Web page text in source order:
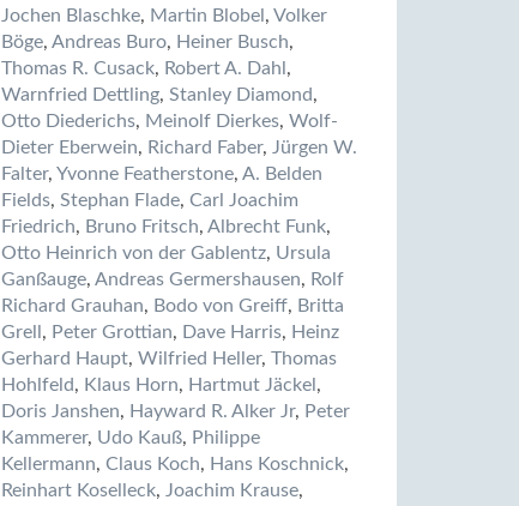
Jochen Blaschke, Martin Blobel , Volker
Böge, Andreas Buro, Heiner Busch,
Thomas R. Cusack, Robert A. Dahl ,
Warnfried Dettling, Stanley Diamond,
Otto Diederichs, Meinolf Dierkes, Wolf-
Dieter Eberwein, Richard Faber, Jürgen W.
Falter, Yvonne Featherstone, A. Belden
Fields, Stephan Flade, Carl Joachim
Friedrich, Bruno Fritsch, Albrecht Funk,
Otto Heinrich von der Gablentz, Ursula
Ganßauge, Andreas Germershausen, Rolf
Richard Grauhan, Bodo von Greiff, Britta
Grell , Peter Grottian, Dave Harris, Heinz
Gerhard Haupt, Wilfried Heller, Thomas
Hohlfeld, Klaus Horn, Hartmut Jäckel ,
Doris Janshen, Hayward R. Alker Jr, Peter
Kammerer, Udo Kauß, Philippe
Kellermann, Claus Koch, Hans Koschnick,
Reinhart Koselleck, Joachim Krause,